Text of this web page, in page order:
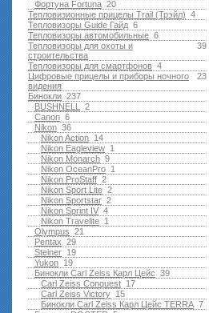
20
Фортуна Fortuna
4
Тепловизионные прицелы Trail (Трэйл)
6
Тепловизоры Guide Гайд
6
Тепловизоры автомобильные
39
Тепловизоры для охоты и
строительства
4
Тепловизоры для смартфонов
23
Цифровые прицелы и приборы ночного
видения
237
Бинокли
2
BUSHNELL
6
Canon
36
Nikon
14
Nikon Action
1
Nikon Eagleview
9
Nikon Monarch
1
Nikon OceanPro
2
Nikon ProStaff
2
Nikon Sport Lite
2
Nikon Sportstar
4
Nikon Sprint IV
1
Nikon Travelite
21
Olympus
29
Pentax
19
Steiner
19
Yukon
39
Бинокли Carl Zeiss Карл Цейс
17
Carl Zeiss Conquest
15
Carl Zeiss Victory
7
Бинокли Carl Zeiss Карл Цейс TERRA